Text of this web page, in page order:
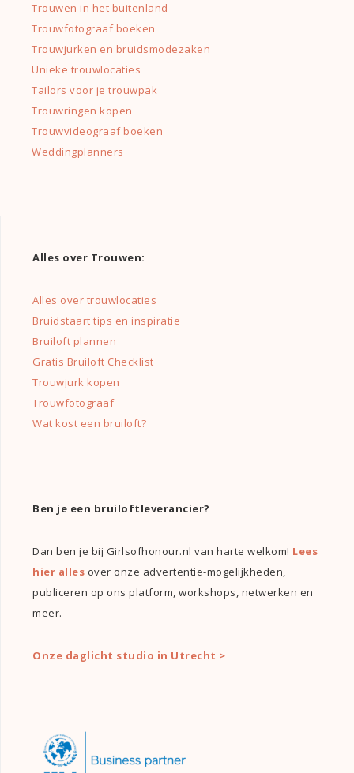
Trouwen in het buitenland
Trouwfotograaf boeken
Trouwjurken en bruidsmodezaken
Unieke trouwlocaties
Tailors voor je trouwpak
Trouwringen kopen
Trouwvideograaf boeken
Weddingplanners
Alles over Trouwen:
Alles over trouwlocaties
Bruidstaart tips en inspiratie
Bruiloft plannen
Gratis Bruiloft Checklist
Trouwjurk kopen
Trouwfotograaf
Wat kost een bruiloft?
Ben je een bruiloftleverancier?
Dan ben je bij Girlsofhonour.nl van harte welkom! Lees
hier alles over onze advertentie-mogelijkheden,
publiceren op ons platform, workshops, netwerken en
meer.
Onze daglicht studio in Utrecht >